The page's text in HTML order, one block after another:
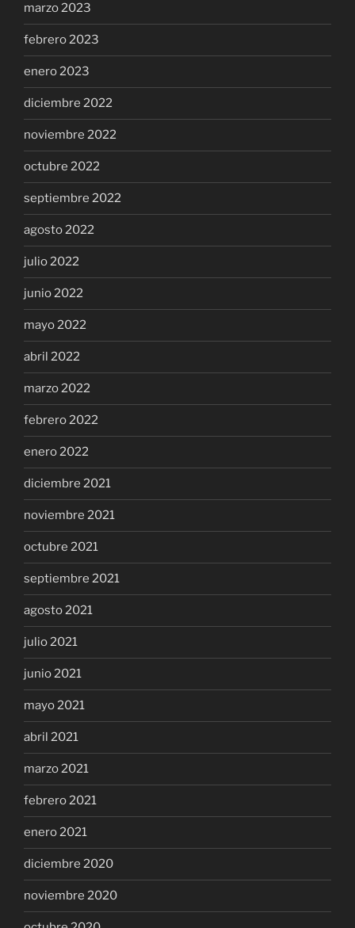
marzo 2023
febrero 2023
enero 2023
diciembre 2022
noviembre 2022
octubre 2022
septiembre 2022
agosto 2022
julio 2022
junio 2022
mayo 2022
abril 2022
marzo 2022
febrero 2022
enero 2022
diciembre 2021
noviembre 2021
octubre 2021
septiembre 2021
agosto 2021
julio 2021
junio 2021
mayo 2021
abril 2021
marzo 2021
febrero 2021
enero 2021
diciembre 2020
noviembre 2020